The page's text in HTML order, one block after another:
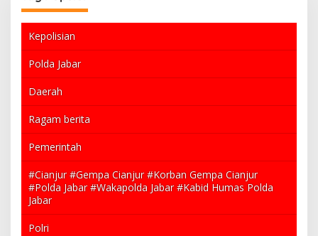
Kepolisian
Polda Jabar
Daerah
Ragam berita
Pemerintah
#Cianjur #Gempa Cianjur #Korban Gempa Cianjur
#Polda Jabar #Wakapolda Jabar #Kabid Humas Polda
Jabar
Polri